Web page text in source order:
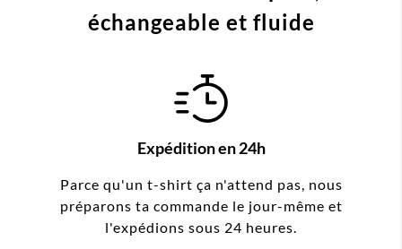
échangeable et fluide
Expédition en 24h
Parce qu'un t-shirt ça n'attend pas, nous
préparons ta commande le jour-même et
l'expédions sous 24 heures.